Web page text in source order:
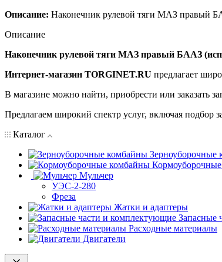
Описание: Наконечник рулевой тяги МАЗ правый
Описание
Наконечник рулевой тяги МАЗ правый БААЗ
Интернет-магазин TORGINET.RU предлагает
В магазине можно найти, приобрести или заказать
Предлагаем широкий спектр услуг, включая подбор
Каталог
Зерноуборочные
Мульчер
УЭС-2-280
Фреза
Жатки и адаптеры
Запасные
Расходные материалы
Двигатели